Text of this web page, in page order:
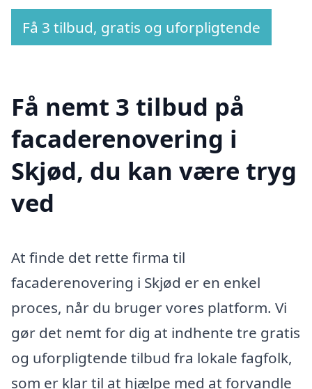
Få 3 tilbud, gratis og uforpligtende
Få nemt 3 tilbud på
facaderenovering i
Skjød, du kan være tryg
ved
At finde det rette firma til
facaderenovering i Skjød er en enkel
proces, når du bruger vores platform. Vi
gør det nemt for dig at indhente tre gratis
og uforpligtende tilbud fra lokale fagfolk,
som er klar til at hjælpe med at forvandle